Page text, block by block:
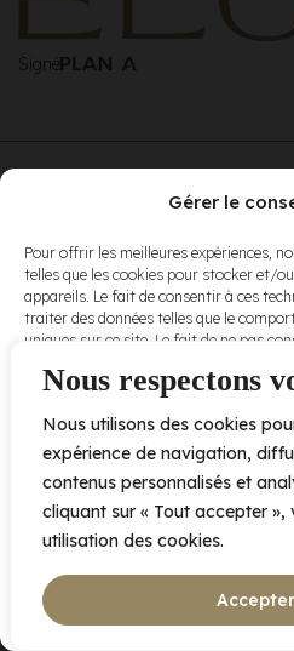
Nous respectons
Nous utilisons des cookies
expérience de navigation,
contenus personnalisés et
cliquant sur « Tout accepter
utilisation des cookies.
Gérer le
Pour offrir les meilleures expériences,
telles que les cookies pour stocker et/
appareils. Le fait de consentir à ces
traiter des données telles que le
uniques sur ce site. Le fait de ne pas
et fonctions.
Signé
conditions
d’utilisationet
nospolitiques
de
confidentialité .
2005 av. de Bois-